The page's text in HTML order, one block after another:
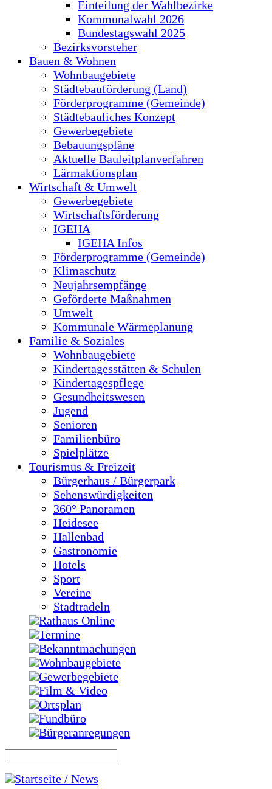
Einteilung der Wahlbezirke
Kommunalwahl 2026
Bundestagswahl 2025
Bezirksvorsteher
Bauen & Wohnen
Wohnbaugebiete
Städtebauförderung (Land)
Förderprogramme (Gemeinde)
Städtebauliches Konzept
Gewerbegebiete
Bebauungspläne
Aktuelle Bauleitplanverfahren
Lärmaktionsplan
Wirtschaft & Umwelt
Gewerbegebiete
Wirtschaftsförderung
IGEHA
IGEHA Infos
Förderprogramme (Gemeinde)
Klimaschutz
Neujahrsempfänge
Geförderte Maßnahmen
Umwelt
Kommunale Wärmeplanung
Familie & Soziales
Wohnbaugebiete
Kindertagesstätten & Schulen
Kindertagespflege
Gesundheitswesen
Jugend
Senioren
Familienbüro
Spielplätze
Tourismus & Freizeit
Bürgerhaus / Bürgerpark
Sehenswürdigkeiten
360° Panoramen
Heidesee
Hallenbad
Gastronomie
Hotels
Sport
Vereine
Stadtradeln
Rathaus Online
Termine
Bekanntmachungen
Wohnbaugebiete
Gewerbegebiete
Film & Video
Ortsplan
Fundbüro
Bürgeranregungen
Startseite / News